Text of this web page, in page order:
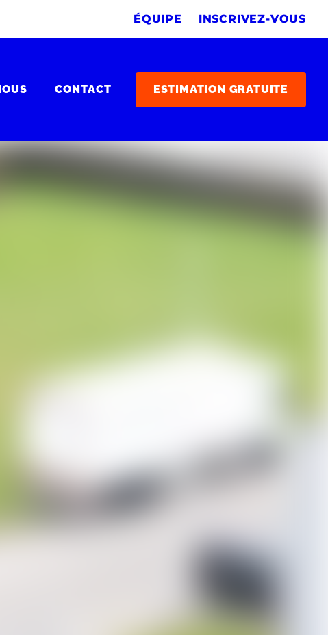
INSCRIVEZ-VOUS
ÉQUIPE
CONTACT ESTIMATION GRATUITE